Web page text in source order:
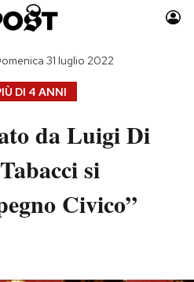
Auto
Moda
Consumismi
Storie/Idee
DI 4 ANNI
31 luglio 2022
da Luigi Di
si
Civico”